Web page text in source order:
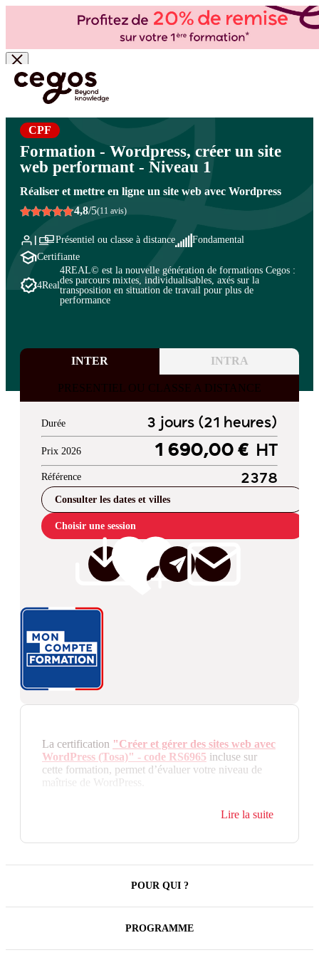
Skip to main content
Vous êtes ici : Accueil >Cegos, organisme de formation à Paris et en régions
Marketing digital>Web marketing
CPF
Formation - Wordpress, créer un site
web performant - Niveau 1
Réaliser et mettre en ligne un site web avec Wordpress
4,8/5(11 avis)
Présentiel ou classe à distance
Fondamental
Certifiante
4Real
4REAL© est la nouvelle génération de formations Cegos :
des parcours mixtes, individualisables, axés sur la
transposition en situation de travail pour plus de
performance
INTER INTRA
PRESENTIEL OU CLASSE A DISTANCE
Durée 3 jours (21 heures)
Prix 2026 1 690,00 € HT
Référence 2378
Consulter les dates et villes
Choisir une session
La certification "Créer et gérer des sites web avec
WordPress (Tosa)" - code RS6965 incluse sur
cette formation, permet d’évaluer votre niveau de
maîtrise de WordPress.
WordPress, mais créer un site web performant et
que cette formation vous apportera. Que vous soyez
WordPress et concevoir un site web professionnel et
Apprenez à créer, personnaliser, et optimiser votre
site WordPress pour qu'il se distingue vraiment.
Avec notre programme, vous découvrirez les bases
essentielles ainsi que des techniques avancées pour
Lire la suite
POUR QUI ?
PROGRAMME